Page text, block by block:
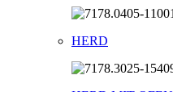
HERD